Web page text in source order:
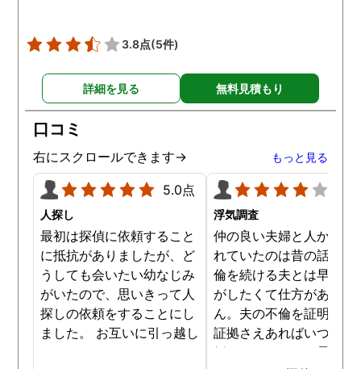
3.8点(5件)
詳細を見る 無料見積もり
口コミ
右にスクロールできます→ もっと見る
5.0点
人探し
最初は探偵に依頼すること
に抵抗がありましたが、ど
うしても会いたい幼なじみ
がいたので、思いきって人
探しの依頼をすることにし
ました。 お互いに引っ越し
浮気調査
仲の良い夫婦と人から言
れていたのは昔の話で、
倫を続ける夫とは早く離
がしたくて仕方がありま
ん。夫の不倫を証明でき
証拠さえあればいつでも
婚ができるのにと愚痴を